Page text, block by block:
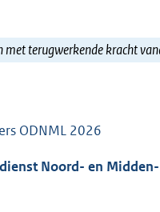
terugwerkende kracht
ODNML 2026
Noord- en